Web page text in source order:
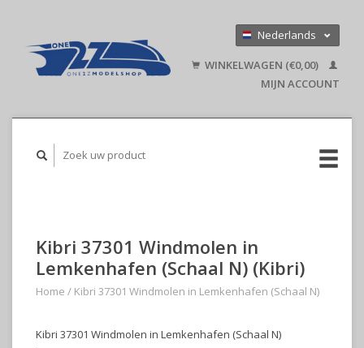
Nederlands
English
WINKELWAGEN (€0,00)
MIJN ACCOUNT
Kibri 37301 Windmolen in
Lemkenhafen (Schaal N) (Kibri)
Home / Kibri 37301 Windmolen in Lemkenhafen (Schaal N)
Kibri 37301 Windmolen in Lemkenhafen (Schaal N)